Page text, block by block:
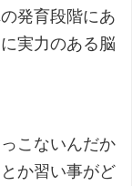
発育段階にあ
実力のある脳
こないんだか
か習い事がど